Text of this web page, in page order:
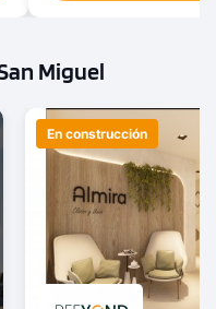
Miguel
En construcción